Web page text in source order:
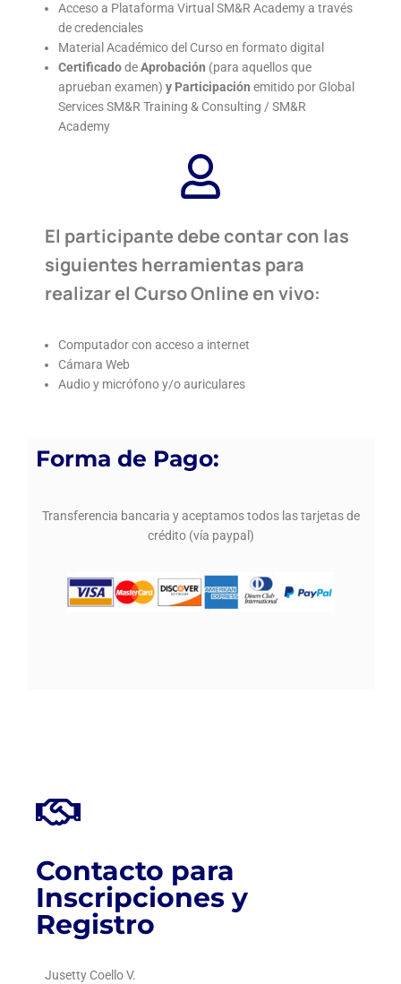
Acceso a Plataforma Virtual SM&R Academy a través
de credenciales
Material Académico del Curso en formato digital
CertificadodeAprobación (para aquellos que
aprueban examen) y Participación emitido por Global
Services SM&R Training & Consulting / SM&R
Academy
El participante debe contar con las
siguientes herramientas para
realizar el Curso Online en vivo:
Computador con acceso a internet
Cámara Web
Audio y micrófono y/o auriculares
Forma de Pago:
Transferencia bancaria y aceptamos todos las tarjetas de
crédito (vía paypal)
Contacto para
Inscripciones y
Registro
Jusetty Coello V.